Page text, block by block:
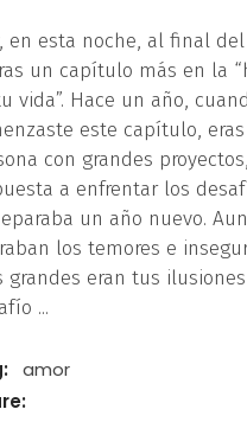
en esta noche, al final
un capítulo más en la
vida”. Hace un año,
este capítulo,
con grandes proyectos,
a enfrentar los
un año nuevo.
los temores e
grandes eran tus
amor